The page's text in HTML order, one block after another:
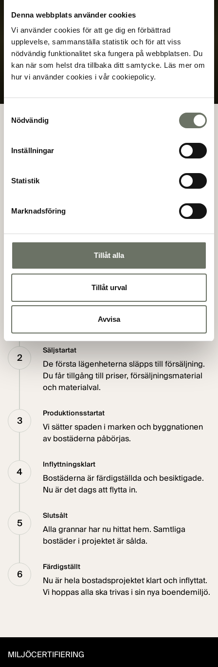
Denna webbplats använder cookies
Vi använder cookies för att ge dig en förbättrad
upplevelse, sammanställa statistik och för att viss
nödvändig funktionalitet ska fungera på webbplatsen. Du
kan när som helst dra tillbaka ditt samtycke. Läs mer om
hur vi använder cookies i vår cookiepolicy.
Nödvändig
Inställningar
Statistik
Marknadsföring
Tillåt alla
Tillåt urval
Avvisa
Vi vill att du ska känna dig trygg hela vägen hem.
Därför finns vårt trygghetspaket som stöttar dig om
planerna ändras.
Mer information
Resan mot ditt nya hem
Följ vår resa från idé till verklighet. Se var
i processen projektet befinner sig idag
och hur vi närmar oss inflyttningsklara
hem.
Bostadsprojektet planeras utifrån dess
bra bostäder som möjligt.
2
Säljstartat
De första lägenheterna släpps till försäljning.
Du får tillgång till priser, försäljningsmaterial
och materialval.
3
Produktionsstartat
Vi sätter spaden i marken och byggnationen
av bostäderna påbörjas.
4
Inflyttningsklart
Bostäderna är färdigställda och besiktigade.
Nu är det dags att flytta in.
5
Slutsålt
Alla grannar har nu hittat hem. Samtliga
bostäder i projektet är sålda.
6
Färdigställt
Nu är hela bostadsprojektet klart och inflyttat.
Vi hoppas alla ska trivas i sin nya boendemiljö.
MILJÖCERTIFIERING